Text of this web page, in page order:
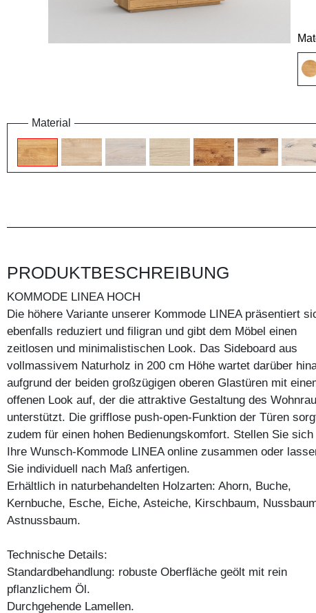
Material
PRODUKTBESCHREIBUNG
KOMMODE LINEA HOCH
Die höhere Variante unserer Kommode LINEA präsentiert
ebenfalls reduziert und filigran und gibt dem Möbel einen
zeitlosen und minimalistischen Look. Das Sideboard aus
vollmassivem Naturholz in 200 cm Höhe wartet darüber
aufgrund der beiden großzügigen oberen Glastüren mit
offenen Look auf, der die attraktive Gestaltung des
unterstützt. Die grifflose push-open-Funktion der Türen
zudem für einen hohen Bedienungskomfort. Stellen Sie sich
Ihre Wunsch-Kommode LINEA online zusammen oder
Sie individuell nach Maß anfertigen.
Erhältlich in naturbehandelten Holzarten: Ahorn, Buche,
Kernbuche, Esche, Eiche, Asteiche, Kirschbaum,
Astnussbaum.
Technische Details:
Standardbehandlung: robuste Oberfläche geölt mit rein
pflanzlichem Öl.
Durchgehende Lamellen.